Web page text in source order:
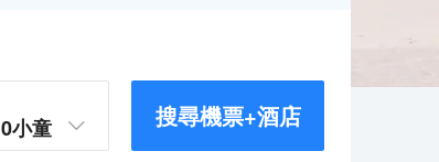
0小童 搜尋機票+酒店